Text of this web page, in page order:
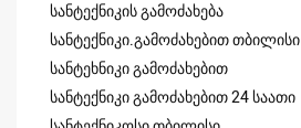
სანტექნიკის გამოძახება
სანტექნიკი.გამოძახებით თბილისი
სანტეხნიკი გამოძახებით
სანტექნიკი გამოძახებით 24 საათი